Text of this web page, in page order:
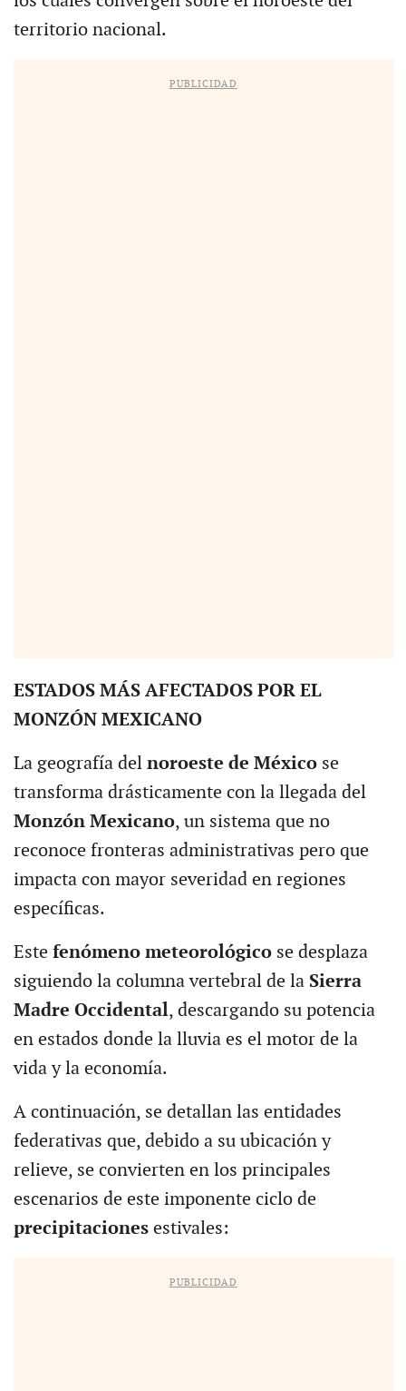
territorio nacional.
PUBLICIDAD
ESTADOS MÁS AFECTADOS POR EL
MONZÓN MEXICANO
La geografía del noroeste de Méxicose
transforma drásticamente con la llegada del
Monzón Mexicano, un sistema que no
reconoce fronteras administrativas pero que
impacta con mayor severidad en regiones
específicas.
Este fenómeno meteorológicose desplaza
siguiendo la columna vertebral de la Sierra
Madre Occidental, descargando su potencia
en estados donde la lluvia es el motor de la
vida y la economía.
A continuación, se detallan las entidades
federativas que, debido a su ubicación y
relieve, se convierten en los principales
escenarios de este imponente ciclo de
precipitacionesestivales:
PUBLICIDAD